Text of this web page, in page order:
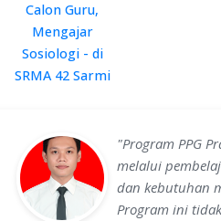
Calon Guru,
Mengajar
Sosiologi - di
SRMA 42 Sarmi
"Program PPG
melalui
dan kebutuhan
Program ini